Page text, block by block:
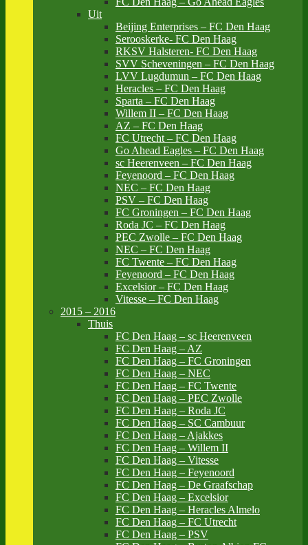
Uit
Beijing Enterprises – FC Den Haag
Serooskerke- FC Den Haag
RKSV Halsteren- FC Den Haag
SVV Scheveningen – FC Den Haag
LVV Lugdumun – FC Den Haag
Heracles – FC Den Haag
Sparta – FC Den Haag
Willem II – FC Den Haag
AZ – FC Den Haag
FC Utrecht – FC Den Haag
Go Ahead Eagles – FC Den Haag
sc Heerenveen – FC Den Haag
Feyenoord – FC Den Haag
NEC – FC Den Haag
PSV – FC Den Haag
FC Groningen – FC Den Haag
Roda JC – FC Den Haag
PEC Zwolle – FC Den Haag
NEC – FC Den Haag
FC Twente – FC Den Haag
Feyenoord – FC Den Haag
Excelsior – FC Den Haag
Vitesse – FC Den Haag
2015 – 2016
Thuis
FC Den Haag – sc Heerenveen
FC Den Haag – AZ
FC Den Haag – FC Groningen
FC Den Haag – NEC
FC Den Haag – FC Twente
FC Den Haag – PEC Zwolle
FC Den Haag – Roda JC
FC Den Haag – SC Cambuur
FC Den Haag – Ajakkes
FC Den Haag – Willem II
FC Den Haag – Vitesse
FC Den Haag – Feyenoord
FC Den Haag – De Graafschap
FC Den Haag – Excelsior
FC Den Haag – Heracles Almelo
FC Den Haag – FC Utrecht
FC Den Haag – PSV